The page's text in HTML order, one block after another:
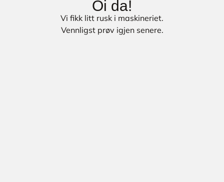
Oi da!
Vi fikk litt rusk i maskineriet.
Vennligst prøv igjen senere.